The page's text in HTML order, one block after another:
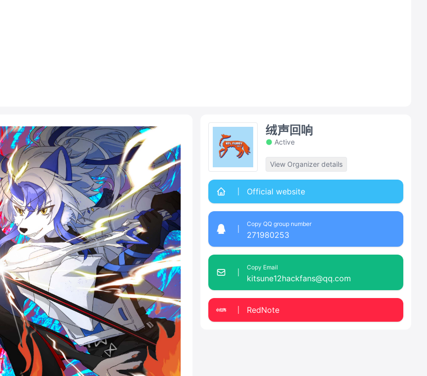
绒声回响
Active
View Organizer details
Official website
Copy QQ group number
271980253
Copy Email
kitsune12hackfans@qq.com
RedNote